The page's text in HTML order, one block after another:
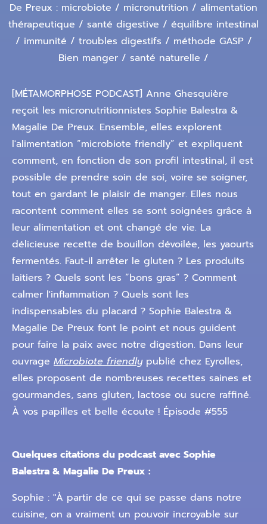
De Preux : microbiote / micronutrition / alimentation
thérapeutique / santé digestive / équilibre intestinal
/ immunité / troubles digestifs / méthode GASP /
Bien manger / santé naturelle /
[MÉTAMORPHOSE PODCAST] Anne Ghesquière
reçoit les micronutritionnistes Sophie Balestra &
Magalie De Preux. Ensemble, elles explorent
l'alimentation “microbiote friendly” et expliquent
comment, en fonction de son profil intestinal, il est
possible de prendre soin de soi, voire se soigner,
tout en gardant le plaisir de manger. Elles nous
racontent comment elles se sont soignées grâce à
leur alimentation et ont changé de vie. La
délicieuse recette de bouillon dévoilée, les yaourts
fermentés. Faut-il arrêter le gluten ? Les produits
laitiers ? Quels sont les “bons gras” ? Comment
calmer l'inflammation ? Quels sont les
indispensables du placard ? Sophie Balestra &
Magalie De Preux font le point et nous guident
pour faire la paix avec notre digestion. Dans leur
ouvrage Microbiote friendly publié chez Eyrolles,
elles proposent de nombreuses recettes saines et
gourmandes, sans gluten, lactose ou sucre raffiné.
À vos papilles et belle écoute ! Épisode #555
Quelques citations du podcast avec Sophie
Balestra & Magalie De Preux :
Sophie : "À partir de ce qui se passe dans notre
cuisine, on a vraiment un pouvoir incroyable sur